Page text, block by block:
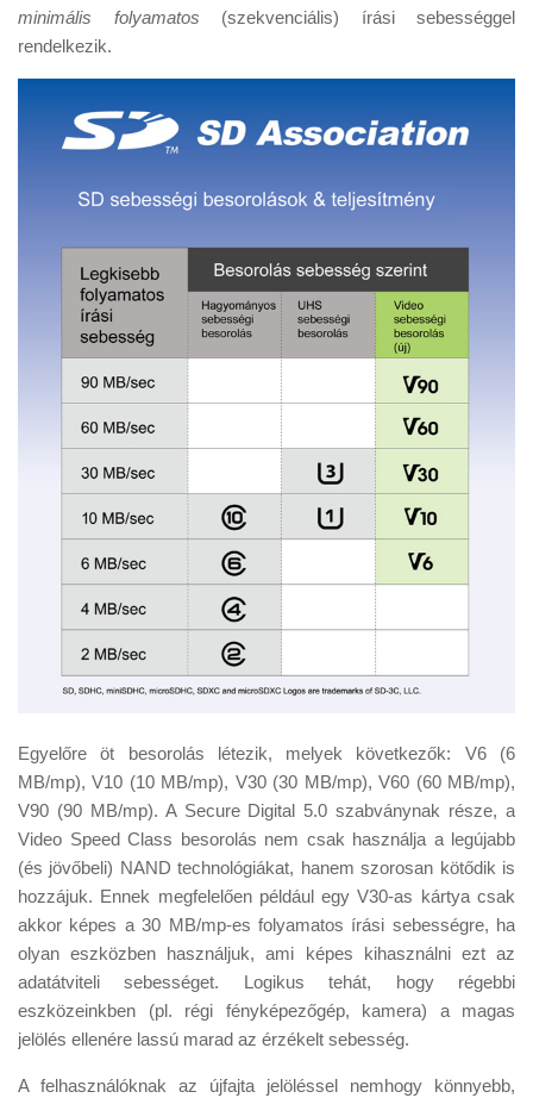
E-BB
minimális folyamatos (szekvenciális) írási sebességgel
rendelkezik.
Egyelőre öt besorolás létezik, melyek következők: V6 (6
MB/mp), V10 (10 MB/mp), V30 (30 MB/mp), V60 (60 MB/mp),
V90 (90 MB/mp). A Secure Digital 5.0 szabványnak része, a
Video Speed Class besorolás nem csak használja a legújabb
(és jövőbeli) NAND technológiákat, hanem szorosan kötődik is
hozzájuk. Ennek megfelelően például egy V30-as kártya csak
akkor képes a 30 MB/mp-es folyamatos írási sebességre, ha
olyan eszközben használjuk, ami képes kihasználni ezt az
adatátviteli sebességet. Logikus tehát, hogy régebbi
eszközeinkben (pl. régi fényképezőgép, kamera) a magas
jelölés ellenére lassú marad az érzékelt sebesség.
A felhasználóknak az újfajta jelöléssel nemhogy könnyebb,